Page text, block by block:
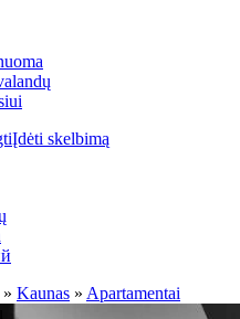
Įdėti skelbimą
» Kaunas » Apartamentai